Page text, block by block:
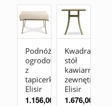
Podnóżek
ogrodowy
z
tapicerką
Elisir
1.156,00
Kwadratowy
stół
kawiarniany
zewnętrzny
Elisir
1.676,00